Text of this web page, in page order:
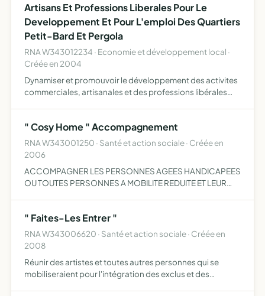
Artisans Et Professions Liberales Pour Le
Developpement Et Pour L'emploi Des Quartiers
Petit-Bard Et Pergola
RNA W343012234 · Economie et développement local ·
Créée en 2004
Dynamiser et promouvoir le développement des activites
commerciales, artisanales et des professions libérales
économique …
" Cosy Home " Accompagnement
RNA W343001250 · Santé et action sociale · Créée en
2006
ACCOMPAGNER LES PERSONNES AGEES HANDICAPEES
OU TOUTES PERSONNES A MOBILITE REDUITE ET LEUR
" Faites-Les Entrer "
RNA W343006620 · Santé et action sociale · Créée en
2008
Réunir des artistes et toutes autres personnes qui se
mobiliseraient pour l'intégration des exclus et des